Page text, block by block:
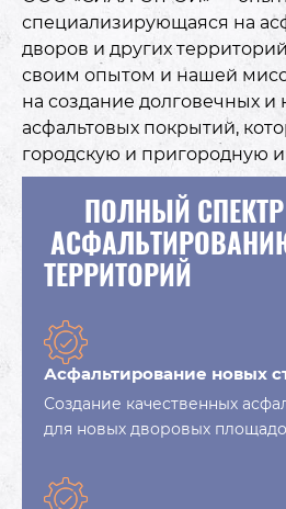
специализирующаяся на
дворов и других
своим опытом и нашей
на создание долговечных и
асфальтовых покрытий,
городскую и пригородную
ПОЛНЫЙ
ТЕРРИТОРИЙ
Асфальтирование новых
Создание качественных
для новых дворовых